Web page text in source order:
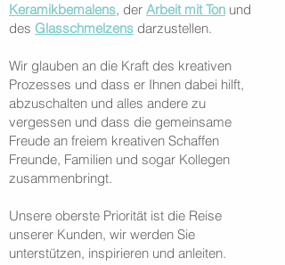
Keramikbemalens, der Arbeit mit Ton und
des Glasschmelzens darzustellen.
Wir glauben an die Kraft des kreativen
Prozesses und dass er Ihnen dabei hilft,
abzuschalten und alles andere zu
vergessen und dass die gemeinsame
Freude an freiem kreativen Schaffen
Freunde, Familien und sogar Kollegen
zusammenbringt.
Unsere oberste Priorität ist die Reise
unserer Kunden, wir werden Sie
unterstützen, inspirieren und anleiten.